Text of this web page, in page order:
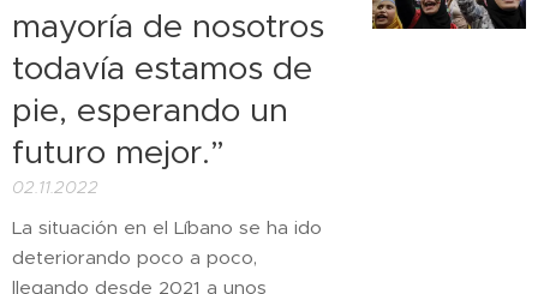
mayoría de nosotros
todavía estamos de
pie, esperando un
futuro mejor.”
02.11.2022
La situación en el Líbano se ha ido
deteriorando poco a poco,
llegando desde 2021 a unos